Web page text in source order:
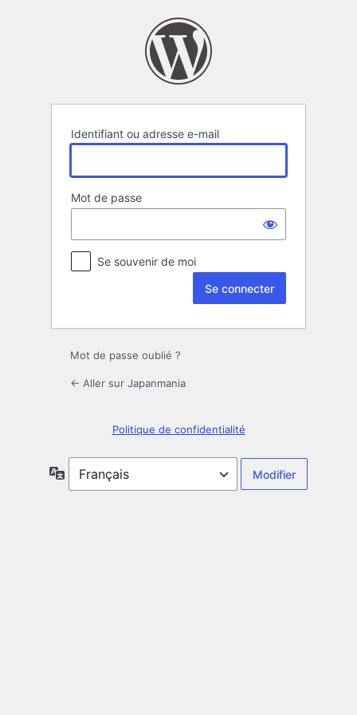
Identifiant ou adresse e-mail
Mot de passe
Se souvenir de moi
Mot de passe oublié ?
← Aller sur Japanmania
Politique de confidentialité
Langue